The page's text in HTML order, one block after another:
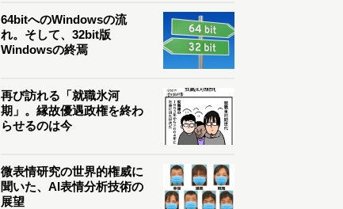
64bitへのWindowsの流
れ。そして、32bit版
Windowsの終焉
再び訪れる「就職氷河
期」。縁故優遇政権を終わ
らせるのは今
微表情研究の世界的権威に
聞いた、AI表情分析技術の
展望